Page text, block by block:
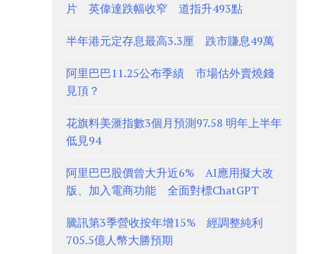
片 英偉達跌幅收窄 道指升493點
半年港元定存息最高3.3厘 跌市賺息49萬
阿里巴巴11.25公布季績 市場估外賣燒錢
見頂？
花旗料美滙指數3個月預測97.58 明年上半年
低見94
阿里巴巴股價曾大升近6% AI應用擬大改
版、加入電商功能 全面對標ChatGPT
騰訊第3季營收按年增15% 經調整純利
705.5億人幣大勝預期